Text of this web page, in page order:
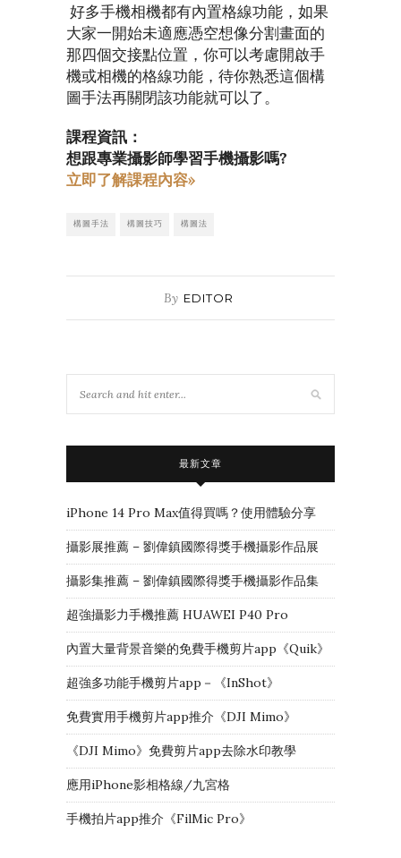
好多手機相機都有內置格線功能，如果
大家一開始未適應憑空想像分割畫面的
那四個交接點位置，你可以考慮開啟手
機或相機的格線功能，待你熟悉這個構
圖手法再關閉該功能就可以了。
課程資訊：
想跟專業攝影師學習手機攝影嗎?
立即了解課程內容»
構圖手法 構圖技巧 構圖法
By EDITOR
最新文章
iPhone 14 Pro Max值得買嗎？使用體驗分享
攝影展推薦 – 劉偉鎮國際得獎手機攝影作品展
攝影集推薦 – 劉偉鎮國際得獎手機攝影作品集
超強攝影力手機推薦 HUAWEI P40 Pro
內置大量背景音樂的免費手機剪片app《Quik》
超強多功能手機剪片app－《InShot》
免費實用手機剪片app推介《DJI Mimo》
《DJI Mimo》免費剪片app去除水印教學
應用iPhone影相格線/九宮格
手機拍片app推介《FilMic Pro》